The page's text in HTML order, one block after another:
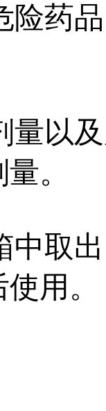
险药
量以
。
中取
用。